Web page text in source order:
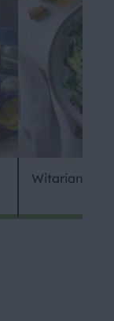
Witarianizm